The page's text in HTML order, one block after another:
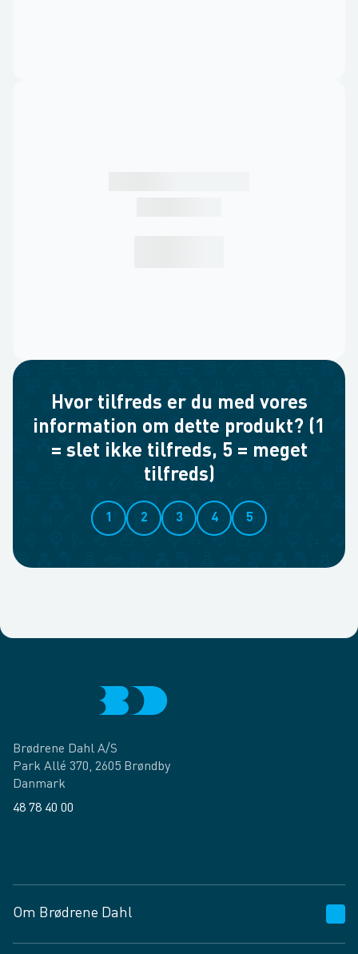
Hvor tilfreds er du med vores
information om dette produkt? (1
= slet ikke tilfreds, 5 = meget
tilfreds)
1 2 3 4 5
Brødrene Dahl A/S
Park Allé 370, 2605 Brøndby
Danmark
48 78 40 00
Om Brødrene Dahl